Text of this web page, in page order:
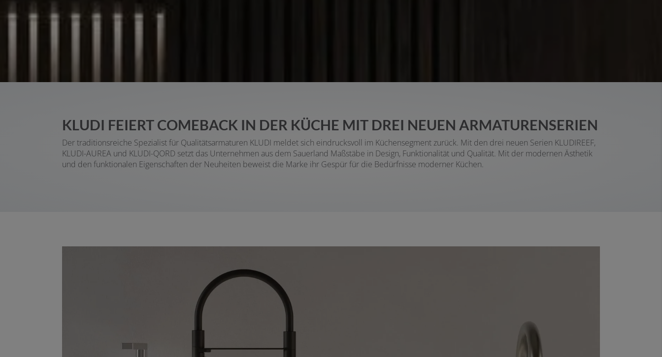
KLUDI FEIERT COMEBACK IN DER KÜCHE MIT DREI NEUEN ARMATURENSERIEN
Der traditionsreiche Spezialist für Qualitätsarmaturen KLUDI meldet sich eindrucksvoll im Küchensegment zurück. Mit den drei neuen Serien KLUDIREEF,
KLUDI-AUREA und KLUDI-QORD setzt das Unternehmen aus dem Sauerland Maßstäbe in Design, Funktionalität und Qualität. Mit der modernen Ästhetik
und den funktionalen Eigenschaften der Neuheiten beweist die Marke ihr Gespür für die Bedürfnisse moderner Küchen.